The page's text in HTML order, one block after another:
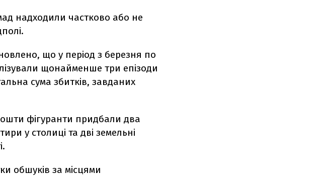
надходили частково або не
що у період з березня по
щонайменше три епізоди
сума збитків, завданих
фігуранти придбали два
у столиці та дві земельні
обшуків за місцями